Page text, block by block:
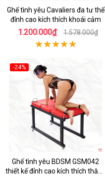
Ghế tình yêu Cavaliers đa tư thế
đỉnh cao kích thích khoái cảm
1.200.000₫ 1.578.000₫
-24%
Ghế tình yêu BDSM GSM042
thiết kế đỉnh cao kích thích thăng